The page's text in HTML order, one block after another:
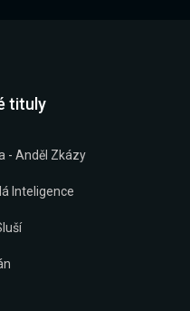
tituly
- Anděl Zkázy
Inteligence